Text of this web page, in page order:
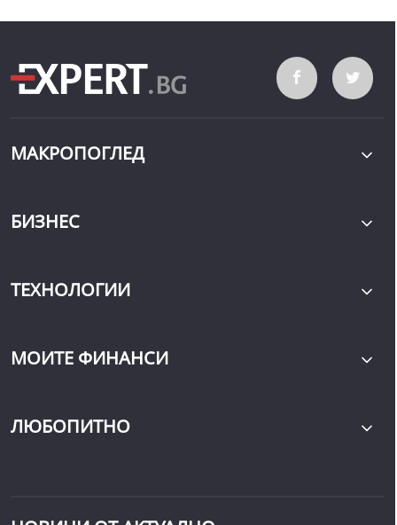
МАКРОПОГЛЕД
БИЗНЕС
ТЕХНОЛОГИИ
МОИТЕ ФИНАНСИ
ЛЮБОПИТНО